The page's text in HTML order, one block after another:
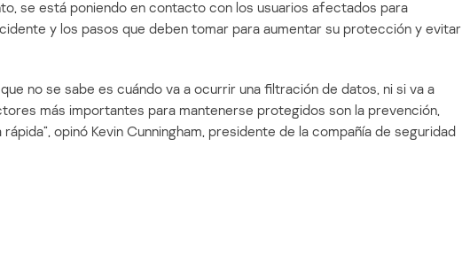
se está poniendo en contacto con los usuarios afectados para
y los pasos que deben tomar para aumentar su protección y evitar
no se sabe es cuándo va a ocurrir una filtración de datos, ni si va a
más importantes para mantenerse protegidos son la prevención,
opinó Kevin Cunningham, presidente de la compañía de seguridad